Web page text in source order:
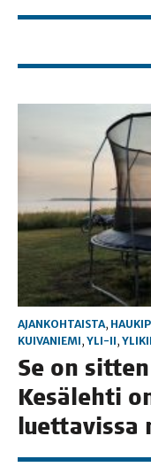
AJANKOHTAISTA,
KUIVANIEMI, YLI-II,
Se on
Kesä­leh­ti
luet­ta­vis­sa